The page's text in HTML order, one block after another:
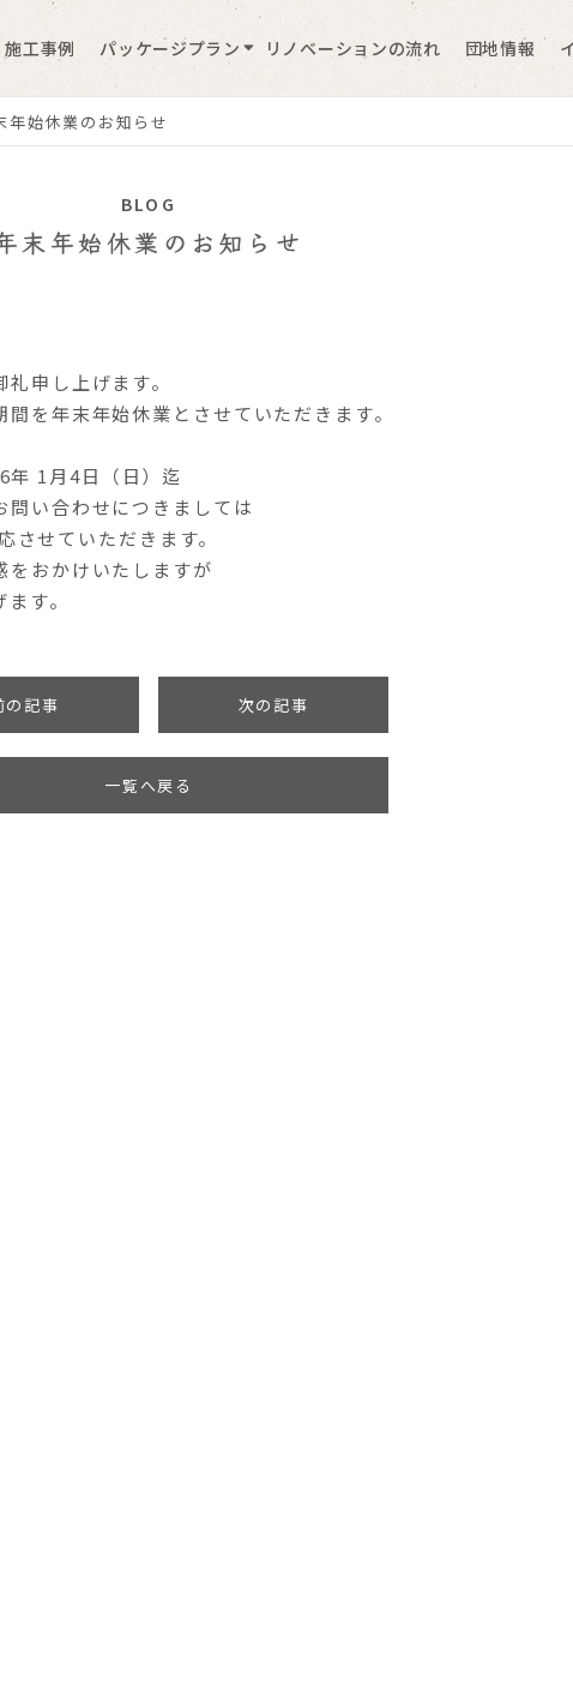
施工事例 パッケージプラン リノベーションの流れ 団地情報
年始休業のお知らせ
BLOG
末年始休業のお知らせ
申し上げます。
を年末年始休業とさせていただきます。
1月4日（日）迄
問い合わせにつきましては
せていただきます。
をおかけいたしますが
す。
の記事 次の記事
一覧へ戻る